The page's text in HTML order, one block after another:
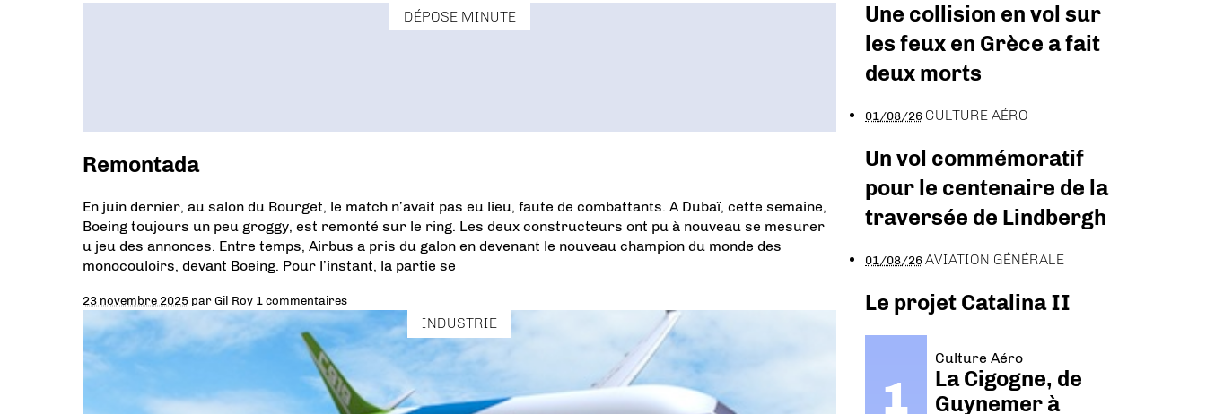
DÉPOSE MINUTE
Remontada
En juin dernier, au salon du Bourget, le match n’avait pas eu lieu, faute de combattants. A Dubaï, cette semaine,
Boeing toujours un peu groggy, est remonté sur le ring. Les deux constructeurs ont pu à nouveau se mesurer
u jeu des annonces. Entre temps, Airbus a pris du galon en devenant le nouveau champion du monde des
monocouloirs, devant Boeing. Pour l’instant, la partie se
23 novembre 2025 parGil Roy 1 commentaires
INDUSTRIE
Une collision en vol sur
les feux en Grèce a fait
deux morts
01/08/26 CULTURE AÉRO
Un vol commémoratif
pour le centenaire de la
traversée de Lindbergh
01/08/26AVIATION GÉNÉRALE
Le projet Catalina II
Culture Aéro
La Cigogne, de
Guynemer à